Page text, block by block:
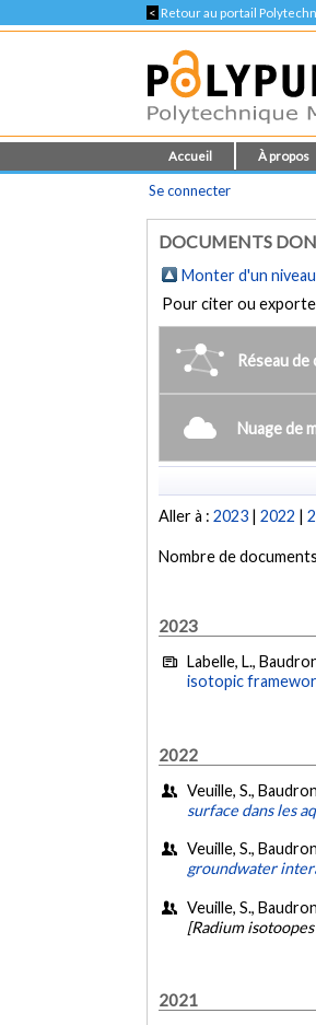
< Retour au portail
Accueil À propos
Se connecter
DOCUMENTS
Monter d'un niveau
Pour citer ou
Réseau
Nuage de
Aller à :2023 |2022 |
Nombre de
2023
Labelle, L.,
isotopic
2022
Veuille, S.,
surface dans les
Veuille, S.,
groundwater
Veuille, S.,
[Radium
2021